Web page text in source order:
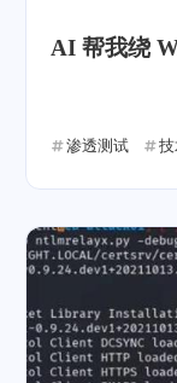
AI 帮我绕
渗透测试